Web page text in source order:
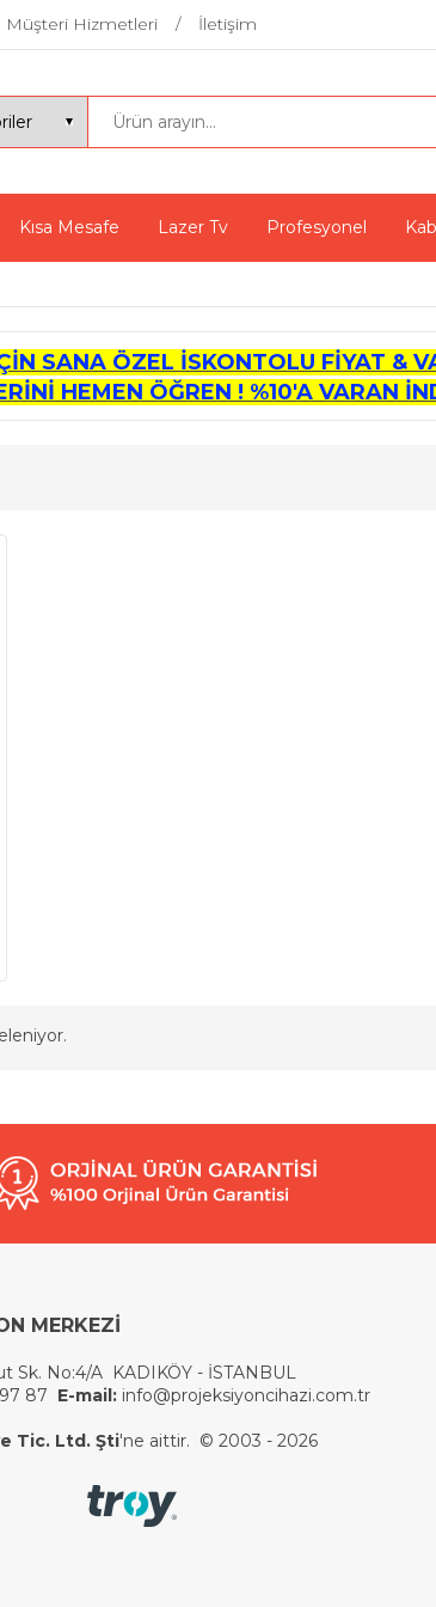
Müşteri Hizmetleri İletişim
Kısa Mesafe Lazer Tv Profesyonel
SANA ÖZEL İSKONTOLU FİYAT &
HEMEN ÖĞREN ! %10'A VARAN
MERKEZİ
Sk. No:4/A KADIKÖY - İSTANBUL
87 E-mail:info@projeksiyoncihazi.com.tr
Tic. Ltd. Şti'ne aittir. © 2003 - 2026